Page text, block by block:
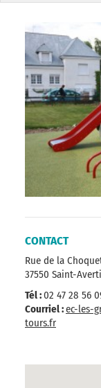
CONTACT
Rue de la
37550 Saint-
Tél :02 47 28 56
Courriel :ec-les-
tours.fr